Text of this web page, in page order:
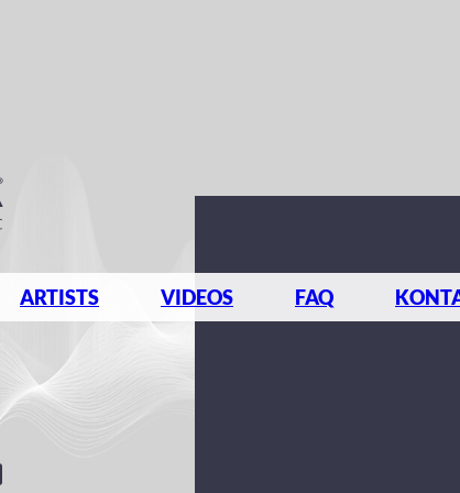
ARTISTS VIDEOS FAQ